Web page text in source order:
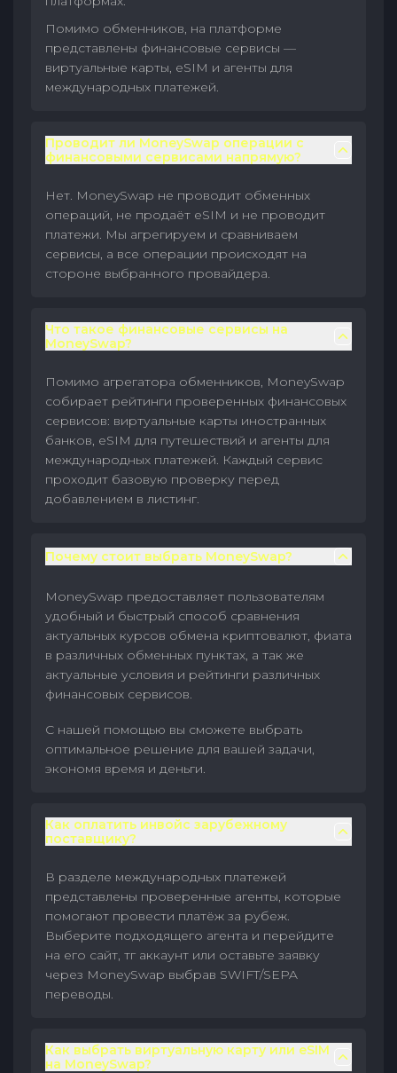
Помимо обменников, на платформе
представлены финансовые сервисы —
виртуальные карты, eSIM и агенты для
международных платежей.
Проводит ли MoneySwap операции с
финансовыми сервисами напрямую?
Нет. MoneySwap не проводит обменных
операций, не продаёт eSIM и не проводит
платежи. Мы агрегируем и сравниваем
сервисы, а все операции происходят на
стороне выбранного провайдера.
Что такое финансовые сервисы на
MoneySwap?
Помимо агрегатора обменников, MoneySwap
собирает рейтинги проверенных финансовых
сервисов: виртуальные карты иностранных
банков, eSIM для путешествий и агенты для
международных платежей. Каждый сервис
проходит базовую проверку перед
добавлением в листинг.
Почему стоит выбрать MoneySwap?
MoneySwap предоставляет пользователям
удобный и быстрый способ сравнения
актуальных курсов обмена криптовалют, фиата
в различных обменных пунктах, а так же
актуальные условия и рейтинги различных
финансовых сервисов.
С нашей помощью вы сможете выбрать
оптимальное решение для вашей задачи,
экономя время и деньги.
Как оплатить инвойс зарубежному
поставщику?
В разделе международных платежей
представлены проверенные агенты, которые
помогают провести платёж за рубеж.
Выберите подходящего агента и перейдите
на его сайт, тг аккаунт или оставьте заявку
через MoneySwap выбрав SWIFT/SEPA
переводы.
Как выбрать виртуальную карту или eSIM
на MoneySwap?